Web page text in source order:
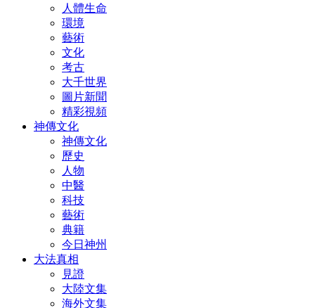
人體生命
環境
藝術
文化
考古
大千世界
圖片新聞
精彩視頻
神傳文化
神傳文化
歷史
人物
中醫
科技
藝術
典籍
今日神州
大法真相
見證
大陸文集
海外文集